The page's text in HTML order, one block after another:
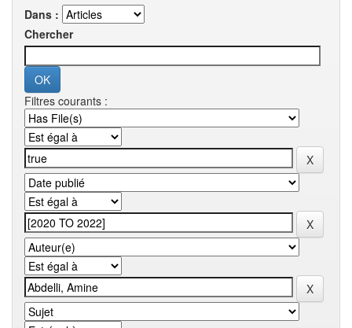
Dans :
Chercher
Filtres courants :